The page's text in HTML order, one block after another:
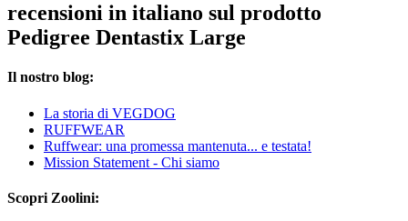
recensioni in italiano sul prodotto
Pedigree Dentastix Large
Il nostro blog:
La storia di VEGDOG
RUFFWEAR
Ruffwear: una promessa mantenuta... e testata!
Mission Statement - Chi siamo
Scopri Zoolini: